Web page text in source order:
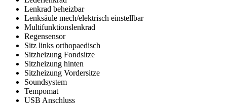
Lenkrad beheizbar
Lenksäule mech/elektrisch einstellbar
Multifunktionslenkrad
Regensensor
Sitz links orthopaedisch
Sitzheizung Fondsitze
Sitzheizung hinten
Sitzheizung Vordersitze
Soundsystem
Tempomat
USB Anschluss